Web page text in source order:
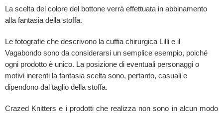
La scelta del colore del bottone verrà effettuata in abbinamento
alla fantasia della stoffa.
Le fotografie che descrivono la cuffia chirurgica Lilli e il
Vagabondo sono da considerarsi un semplice esempio, poiché
ogni prodotto è unico. La posizione di eventuali personaggi o
motivi inerenti la fantasia scelta sono, pertanto, casuali e
dipendono dal taglio della stoffa.
Crazed Knitters e i prodotti che realizza non sono in alcun modo